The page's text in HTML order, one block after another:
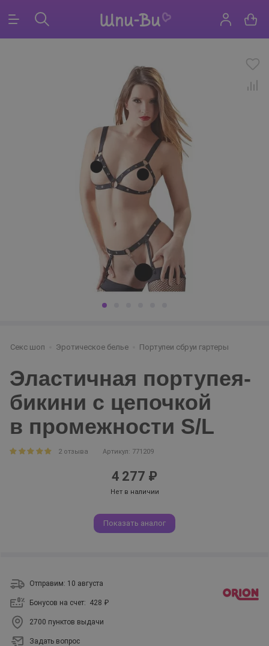
Секс шоп Эротическое белье Портупеи сбруи гартеры
Эластичная портупея-
бикини с цепочкой
в промежности S/L
2 отзыва Артикул: 771209
4 277 ₽
Нет в наличии
Показать аналог
Отправим: 10 августа
Бонусов на счет: 428 ₽
2700 пунктов выдачи
Задать вопрос